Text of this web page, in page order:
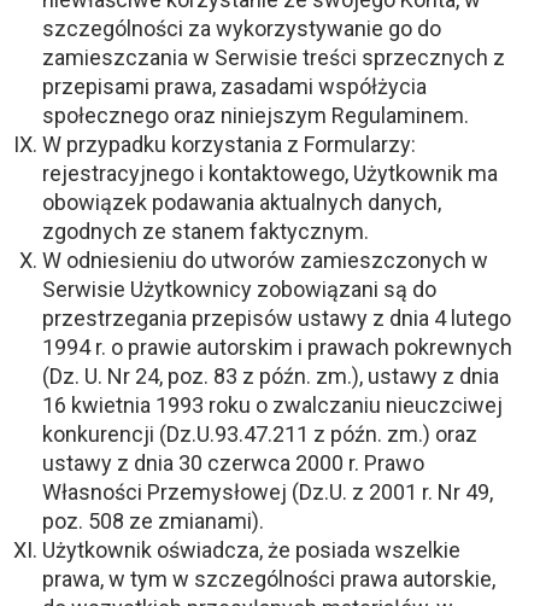
szczególności za wykorzystywanie go do
zamieszczania w Serwisie treści sprzecznych z
przepisami prawa, zasadami współżycia
społecznego oraz niniejszym Regulaminem.
W przypadku korzystania z Formularzy:
rejestracyjnego i kontaktowego, Użytkownik ma
obowiązek podawania aktualnych danych,
zgodnych ze stanem faktycznym.
W odniesieniu do utworów zamieszczonych w
Serwisie Użytkownicy zobowiązani są do
przestrzegania przepisów ustawy z dnia 4 lutego
1994 r. o prawie autorskim i prawach pokrewnych
(Dz. U. Nr 24, poz. 83 z późn. zm.), ustawy z dnia
16 kwietnia 1993 roku o zwalczaniu nieuczciwej
konkurencji (Dz.U.93.47.211 z późn. zm.) oraz
ustawy z dnia 30 czerwca 2000 r. Prawo
Własności Przemysłowej (Dz.U. z 2001 r. Nr 49,
poz. 508 ze zmianami).
Użytkownik oświadcza, że posiada wszelkie
prawa, w tym w szczególności prawa autorskie,